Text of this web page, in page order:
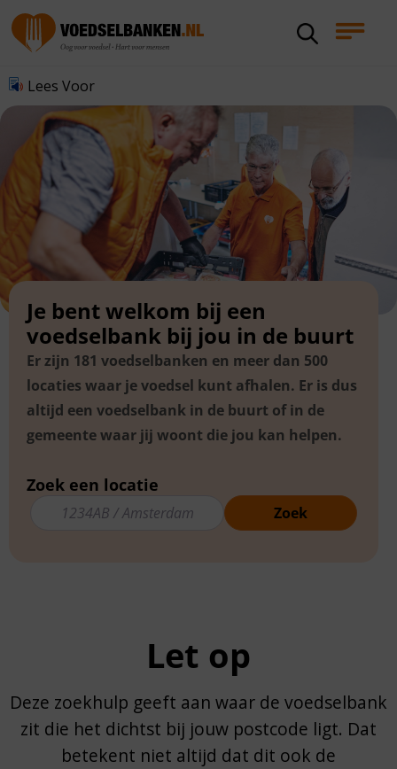
Lees Voor
Je bent welkom bij een
voedselbank bij jou in de buurt
Er zijn 181 voedselbanken en meer dan 500
locaties waar je voedsel kunt afhalen. Er is dus
altijd een voedselbank in de buurt of in de
gemeente waar jij woont die jou kan helpen.
Zoek een locatie
Search
Let op
Deze zoekhulp geeft aan waar de voedselbank
zit die het dichtst bij jouw postcode ligt. Dat
betekent niet altijd dat dit ook de